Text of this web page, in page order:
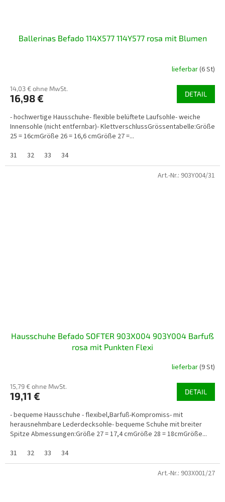
Ballerinas Befado 114X577 114Y577 rosa mit Blumen
lieferbar(6 St)
14,03 € ohne MwSt.
16,98 € DETAIL
- hochwertige Hausschuhe- flexible belüftete Laufsohle- weiche
Innensohle (nicht entfernbar)- KlettverschlussGrössentabelle:Größe
25 = 16cmGröße 26 = 16,6 cmGröße 27 =...
31
32 33 34
Hausschuhe Befado SOFTER 903X004 903Y004 Barfuß
rosa mit Punkten Flexi
lieferbar(9 St)
15,79 € ohne MwSt.
19,11 € DETAIL
- bequeme Hausschuhe - flexibel,Barfuß-Kompromiss- mit
herausnehmbare Lederdecksohle- bequeme Schuhe mit breiter
Spitze Abmessungen:Größe 27 = 17,4 cmGröße 28 = 18cmGröße...
31
32 33 34
Art.-Nr.: 903Y004/31
Art.-Nr.: 903X001/27